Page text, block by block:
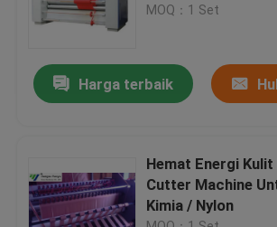
Mesin Pemotong Mati Hidrolik
Mesin Cut Cut Die Hidrolik
Mesin Cutting Swing Arm
MOQ：1 Set
Harga terbaik
Hemat Energi
Cutter Machine
Kimia / Nylon